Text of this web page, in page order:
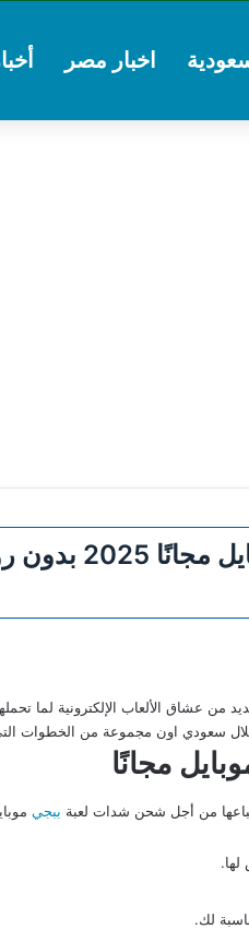
اخبار مصر
أقوى طريقة
من عشاق الألعاب الإلكترونية
سعودي اون مجموعة من الخطوات
مجانًا
من أجل شحن شدات لعبة ببجي
لك.